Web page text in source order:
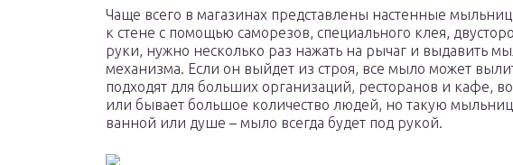
Чаще всего в магазинах представлены настенные
к стене с помощью саморезов, специального клея,
руки, нужно несколько раз нажать на рычаг и выдавить
механизма. Если он выйдет из строя, все мыло может
подходят для больших организаций, ресторанов и кафе,
или бывает большое количество людей, но такую
ванной или душе – мыло всегда будет под рукой.